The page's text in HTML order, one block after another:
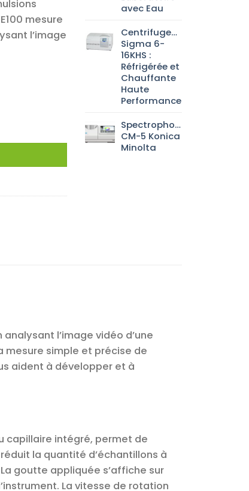
mesure
l’image
: Spinning Drop Tensiometer
avec Eau
Centrifugeuse
Sigma 6-
16KHS :
Réfrigérée et
Chauffante
Haute
Performance
Spectrophotomètre
CM-5 Konica
Minolta
l’image vidéo d’une
mesure simple et précise de
aident à développer et à
capillaire intégré, permet de
la quantité d’échantillons à
goutte appliquée s’affiche sur
La vitesse de rotation